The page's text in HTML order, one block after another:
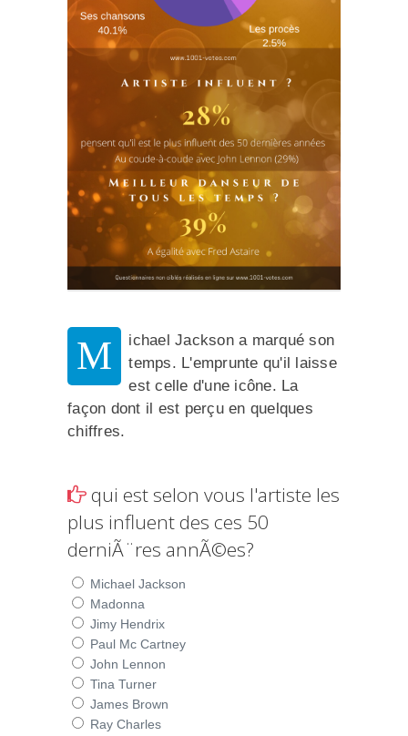
M
ichael Jackson a marqué son
temps. L'emprunte qu'il laisse
est celle d'une icône. La
façon dont il est perçu en quelques
chiffres.
qui est selon vous l'artiste les
plus influent des ces 50
derniÃ¨res annÃ©es?
Michael Jackson
Madonna
Jimy Hendrix
Paul Mc Cartney
John Lennon
Tina Turner
James Brown
Ray Charles